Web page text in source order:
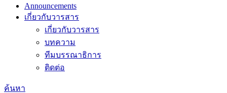
Announcements
เกี่ยวกับวารสาร
เกี่ยวกับวารสาร
บทความ
ทีมบรรณาธิการ
ติดต่อ
ค้นหา